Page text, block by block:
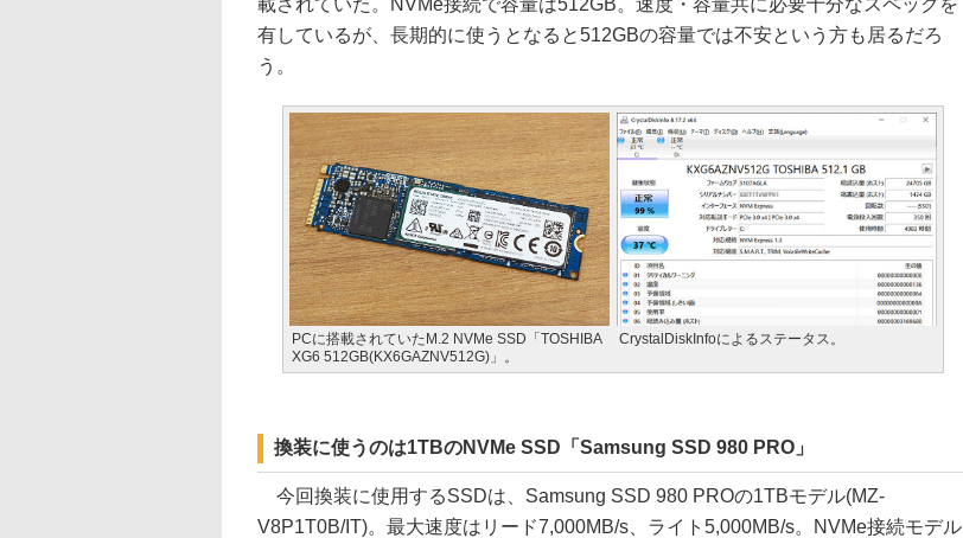
載されていた。NVMe接続で容量は512GB。速度・容量共に必要十分なスペックを
有しているが、長期的に使うとなると512GBの容量では不安という方も居るだろ
う。
PCに搭載されていたM.2 NVMe SSD「TOSHIBA
XG6 512GB(KX6GAZNV512G)」。
CrystalDiskInfoによるステータス。
換装に使うのは1TBのNVMe SSD「Samsung SSD 980 PRO」
今回換装に使用するSSDは、Samsung SSD 980 PROの1TBモデル(MZ-
V8P1T0B/IT)。最大速度はリード7,000MB/s、ライト5,000MB/s。NVMe接続モデル